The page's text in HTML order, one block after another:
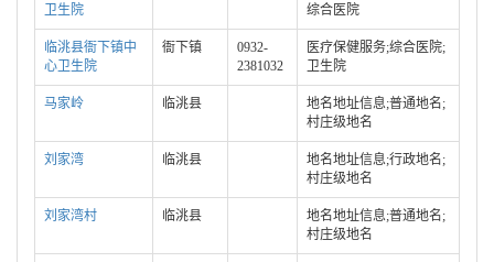
卫生院
综合医院
临洮县衙下镇中
心卫生院
衙下镇
0932-
2381032
医疗保健服务;综合医院;
卫生院
马家岭 临洮县
地名地址信息;普通地名;
村庄级地名
刘家湾 临洮县
地名地址信息;行政地名;
村庄级地名
刘家湾村 临洮县
地名地址信息;普通地名;
村庄级地名